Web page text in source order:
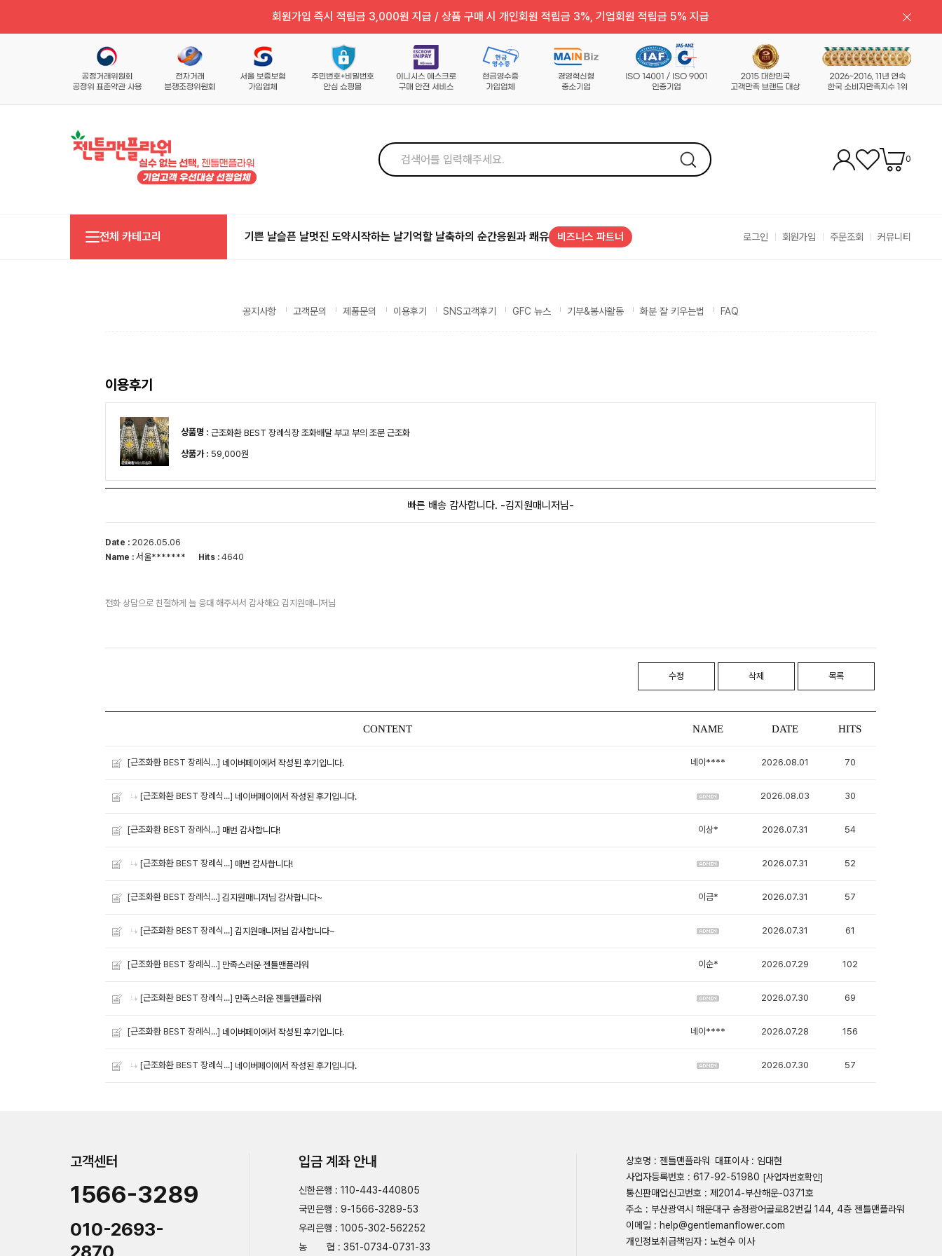
회원가입 즉시 적립금 3,000원 지급 / 상품 구매 시 개인회원 적립금 3%, 기업회원 적립금 5% 지급
0
전체 카테고리 기쁜 날슬픈 날멋진 도약시작하는 날기억할 날축하의 순간응원과 쾌유 비즈니스 파트너 로그인 회원가입 주문조회 커뮤니티
공지사항 고객문의 제품문의 이용후기 SNS고객후기 GFC 뉴스 기부&봉사활동 화분 잘 키우는법 FAQ
이용후기
상품명 : 근조화환 BEST 장례식장 조화배달 부고 부의 조문 근조화
상품가 : 59,000원
빠른 배송 감사합니다. -김지원매니저님-
Date : 2026.05.06
Name : 서울******* Hits : 4640
전화 상담으로 친절하게 늘 응대 해주셔서 감사해요 김지원매니저님
수정 삭제 목록
CONTENT NAME DATE HITS
[근조화환 BEST 장례식...] 네이버페이에서 작성된 후기입니다. 네이**** 2026.08.01 70
[근조화환 BEST 장례식...] 네이버페이에서 작성된 후기입니다. 2026.08.03 30
[근조화환 BEST 장례식...] 매번 감사합니다! 이상* 2026.07.31 54
[근조화환 BEST 장례식...] 매번 감사합니다! 2026.07.31 52
[근조화환 BEST 장례식...] 김지원매니저님 감사합니다~ 이금* 2026.07.31 57
[근조화환 BEST 장례식...] 김지원매니저님 감사합니다~ 2026.07.31 61
[근조화환 BEST 장례식...] 만족스러운 젠틀맨플라워 이순* 2026.07.29 102
[근조화환 BEST 장례식...] 만족스러운 젠틀맨플라워 2026.07.30 69
[근조화환 BEST 장례식...] 네이버페이에서 작성된 후기입니다. 네이**** 2026.07.28 156
[근조화환 BEST 장례식...] 네이버페이에서 작성된 후기입니다. 2026.07.30 57
고객센터
1566-3289
010-2693-
2870
입금 계좌 안내
신한은행 : 110-443-440805
국민은행 : 9-1566-3289-53
우리은행 : 1005-302-562252
농 협 : 351-0734-0731-33
상호명 : 젠틀맨플라워
대표이사 : 임대현
사업자등록번호 : 617-92-51980 [사업자번호확인]
통신판매업신고번호 : 제2014-부산해운-0371호
주소 : 부산광역시 해운대구 송정광어골로82번길 144, 4층 젠틀맨플라워
이메일 : help@gentlemanflower.com
개인정보취급책임자 : 노현수 이사